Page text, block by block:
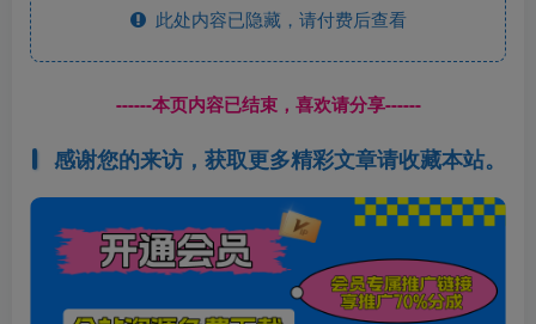
此处内容已隐藏，请付费后查看
------本页内容已结束，喜欢请分享------
感谢您的来访，获取更多精彩文章请收藏本站。